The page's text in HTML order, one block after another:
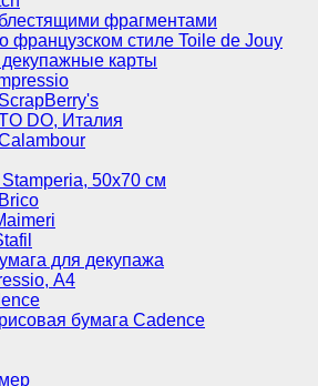
фрагментами
французском стиле Toile de Jouy
карты
DO, Италия
50х70 см
для декупажа
А4
бумага Cadence